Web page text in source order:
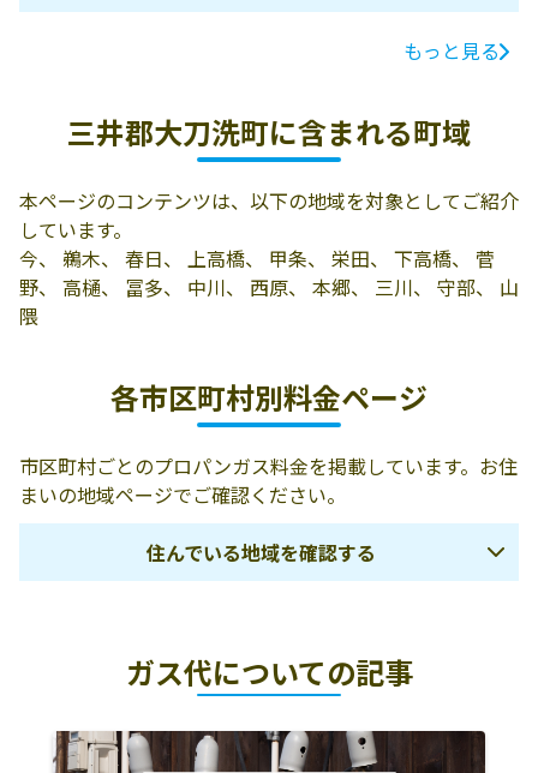
電話番号
大字高樋1175
大刀洗町冨多
もっと見る
三井郡大刀洗町に含まれる町域
本ページのコンテンツは、以下の地域を対象としてご紹介
しています。
今、 鵜木、 春日、 上高橋、 甲条、 栄田、 下高橋、 菅
野、 高樋、 冨多、 中川、 西原、 本郷、 三川、 守部、 山
隈
各市区町村別料金ページ
市区町村ごとのプロパンガス料金を掲載しています。お住
まいの地域ページでご確認ください。
住んでいる地域を確認する
春日市
宗像市
ガス代についての記事